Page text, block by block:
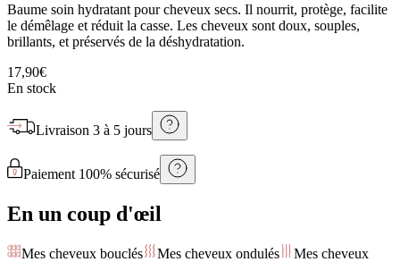
Baume soin hydratant pour cheveux secs. Il nourrit, protège, facilite
le démêlage et réduit la casse. Les cheveux sont doux, souples,
brillants, et préservés de la déshydratation.
17,90€
En stock
Livraison 3 à 5 jours
Paiement 100% sécurisé
En un coup d'œil
Mes cheveux bouclés Mes cheveux ondulés
Mes cheveux